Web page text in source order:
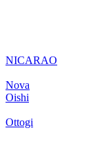
NICARAO
Nova
Oishi
Ottogi